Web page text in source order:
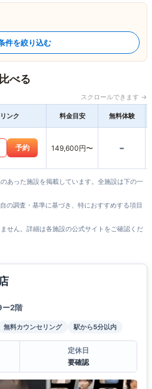
件を絞り込む
べる
スクロールできます →
リンク 料金目安 無料体験
予約 149,600円〜 -
あった施設を掲載しています。全施設は下の一
の調査・基準に基づき、特におすすめする項目
せん。詳細は各施設の公式サイトをご確認くだ
ー2階
無料カウンセリング 駅から5分以内
定休日
要確認